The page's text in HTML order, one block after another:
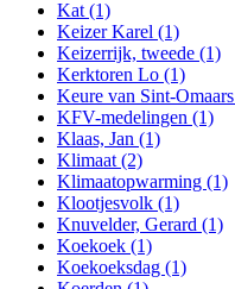
Kat (1)
Keizer Karel (1)
Keizerrijk, tweede (1)
Kerktoren Lo (1)
Keure van Sint-Omaars
KFV-medelingen (1)
Klaas, Jan (1)
Klimaat (2)
Klimaatopwarming (1)
Klootjesvolk (1)
Knuvelder, Gerard (1)
Koekoek (1)
Koekoeksdag (1)